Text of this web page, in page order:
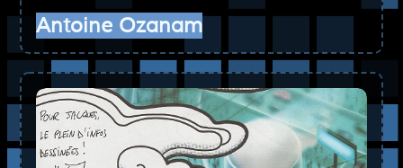
Antoine Ozanam